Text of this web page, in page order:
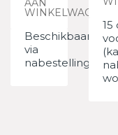
AAN
WINKELWAGEN
Beschikbaar
via
nabestelling
15